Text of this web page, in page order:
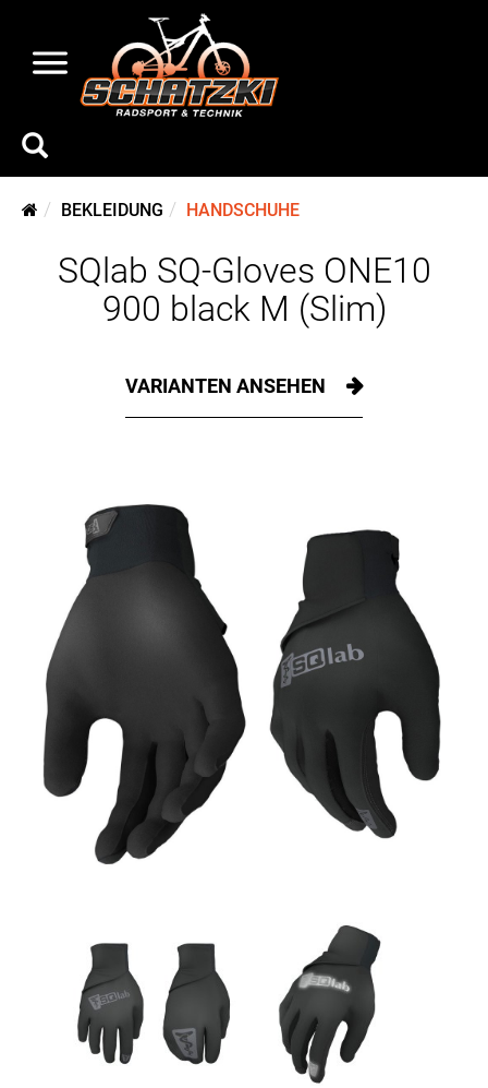
BEKLEIDUNG HANDSCHUHE
SQlab SQ-Gloves ONE10
900 black M (Slim)
VARIANTEN ANSEHEN